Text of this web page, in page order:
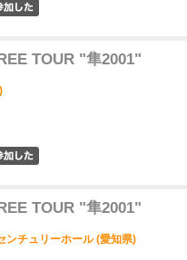
TOUR "隼2001"
TOUR "隼2001"
ンチュリーホール (愛知県)